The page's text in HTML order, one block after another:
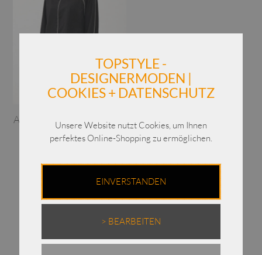
Annette Görtz Shirt Lania /
Baumwoll-Jersey
TOPSTYLE -
DESIGNERMODEN |
COOKIES + DATENSCHUTZ
Unsere Website nutzt Cookies, um Ihnen
perfektes Online-Shopping zu ermöglichen.
EINVERSTANDEN
> BEARBEITEN